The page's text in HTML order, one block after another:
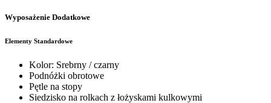
Wyposażenie Dodatkowe
Elementy Standardowe
Kolor: Srebrny / czarny
Podnóżki obrotowe
Pętle na stopy
Siedzisko na rolkach z łożyskami kulkowymi